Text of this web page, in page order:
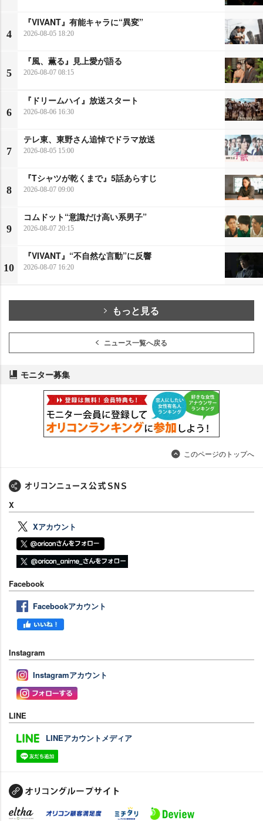
4
『VIVANT』有能キャラに“異変”
2026-08-05 18:20
5
『風、薫る』見上愛が語る
2026-08-07 08:15
6
『ドリームハイ』放送スタート
2026-08-06 16:30
7
テレ東、東野さん追悼でドラマ放送
2026-08-05 15:00
8
『Tシャツが乾くまで』5話あらすじ
2026-08-07 09:00
9
コムドット“意識だけ高い系男子”
2026-08-07 20:15
10
『VIVANT』“不自然な言動”に反響
2026-08-07 16:20
もっと見る
ニュース一覧へ戻る
モニター募集
このページのトップへ
X
Xアカウント
Facebook
Facebookアカウント
Instagram
Instagramアカウント
LINE
LINEアカウントメディア